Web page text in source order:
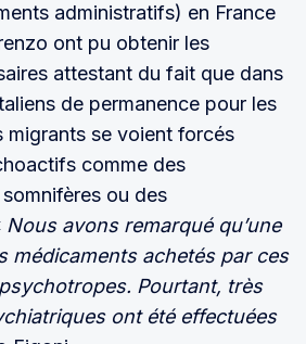
administratifs) en France
ont pu obtenir les
attestant du fait que dans
de permanence pour les
migrants se voient forcés
comme des
ou des
Nous avons remarqué qu’une
médicaments achetés par ces
Pourtant, très
ont été effectuées